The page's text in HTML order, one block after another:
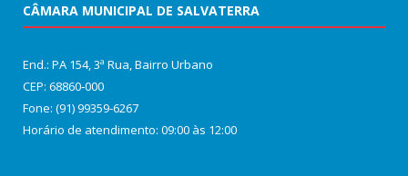
CÂMARA MUNICIPAL DE SALVATERRA
End.: PA 154, 3ª Rua, Bairro Urbano
CEP: 68860‑000
Fone: (91) 99359-6267
Horário de atendimento: 09:00 às 12:00